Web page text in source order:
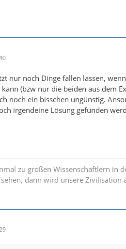
nur noch Dinge fallen lassen,
(bzw nur die beiden aus dem
noch ein bisschen ungünstig.
irgendeine Lösung gefunden
zu großen Wissenschaftlern in
dann wird unsere Zivilisation